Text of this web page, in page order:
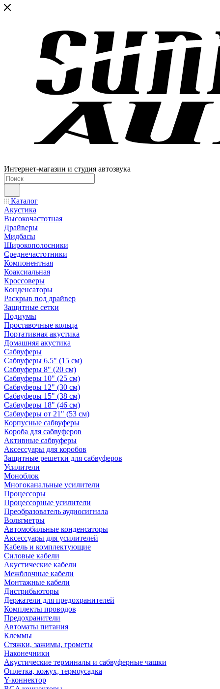
Интернет-магазин и студия автозвука
Каталог
Акустика
Высокочастотная
Драйверы
Мидбасы
Широкополосники
Среднечастотники
Компонентная
Коаксиальная
Кроссоверы
Конденсаторы
Раскрыв под драйвер
Защитные сетки
Подиумы
Проставочные кольца
Портативная акустика
Домашняя акустика
Сабвуферы
Сабвуферы 6.5" (15 см)
Сабвуферы 8" (20 см)
Сабвуферы 10" (25 см)
Сабвуферы 12" (30 см)
Сабвуферы 15" (38 см)
Сабвуферы 18" (46 см)
Сабвуферы от 21" (53 см)
Корпусные сабвуферы
Короба для сабвуферов
Активные сабвуферы
Аксессуары для коробов
Защитные решетки для сабвуферов
Усилители
Моноблок
Многоканальные усилители
Процессоры
Процессорные усилители
Преобразователь аудиосигнала
Вольтметры
Автомобильные конденсаторы
Аксессуары для усилителей
Кабель и комплектующие
Силовые кабели
Акустические кабели
Межблочные кабели
Монтажные кабели
Дистрибьюторы
Держатели для предохранителей
Комплекты проводов
Предохранители
Автоматы питания
Клеммы
Стяжки, зажимы, грометы
Наконечники
Акустические терминалы и сабвуферные чашки
Оплетка, кожух, термоусадка
Y-коннектор